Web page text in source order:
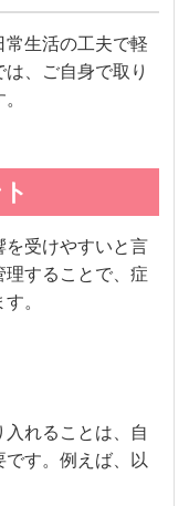
生活の工夫で軽
、ご自身で取り
を受けやすいと言
理することで、症
。
入れることは、自
す。例えば、以